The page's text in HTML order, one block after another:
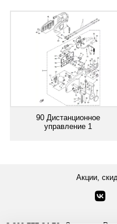
90 Дистанционное
управление 1
Акции,